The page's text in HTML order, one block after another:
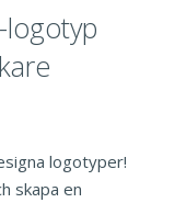
logotyper!
skapa en